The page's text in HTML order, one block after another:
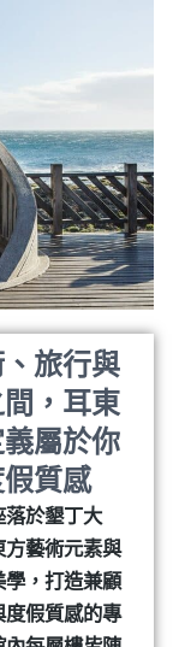
旅行與
，耳東
屬於你
質感
落於墾丁大
方藝術元素與
學，打造兼顧
度假質感的專